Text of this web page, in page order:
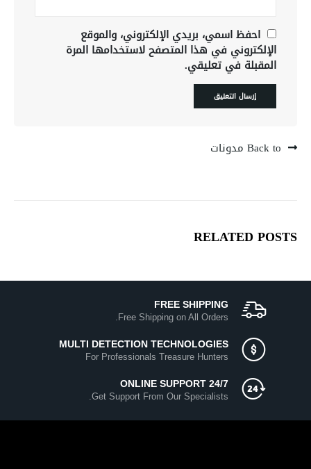
احفظ اسمي، بريدي الإلكتروني، والموقع
الإلكتروني في هذا المتصفح لاستخدامها المرة
المقبلة في تعليقي.
RELATED POSTS
FREE SHIPPING
Free Shipping on All Orders.
MULTI DETECTION TECHNOLOGIES
For Professionals Treasure Hunters
ONLINE SUPPORT 24/7
Get Support From Our Specialists.